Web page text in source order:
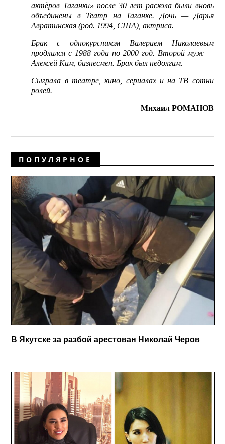
актёров Таганки» после 30 лет раскола были вновь
объединены в Театр на Таганке. Дочь — Дарья
Авратинская (род. 1994, США), актриса.
Брак с однокурсником Валерием Николаевым
продлился с 1988 года по 2000 год. Второй муж —
Алексей Ким, бизнесмен. Брак был недолгим.
Сыграла в театре, кино, сериалах и на ТВ сотни
ролей.
Михаил РОМАНОВ
ПОПУЛЯРНОЕ
В Якутске за разбой арестован Николай Черов